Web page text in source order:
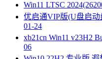
Win11 LTSC
优启通VIP版(U盘启动
01-24
xb21cn Win11 v23H2
06